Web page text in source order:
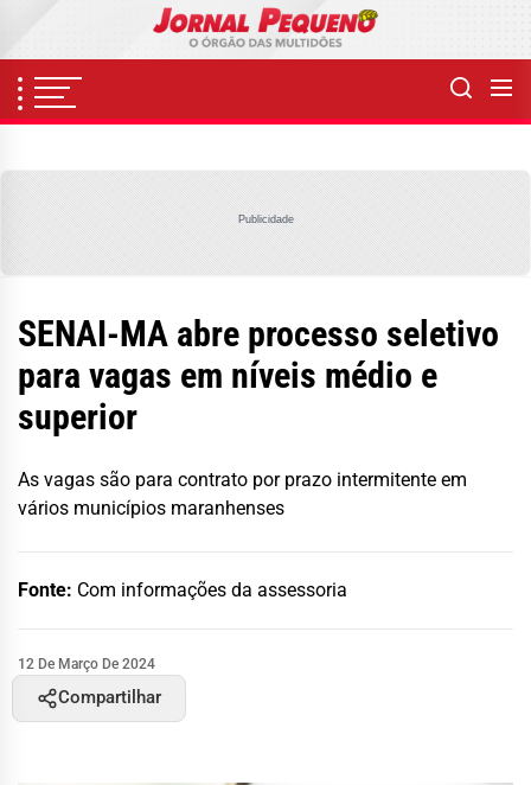
content
Publicidade
SENAI-MA abre processo seletivo
para vagas em níveis médio e
superior
As vagas são para contrato por prazo intermitente em
vários municípios maranhenses
Fonte: Com informações da assessoria
12 De Março De 2024
Compartilhar